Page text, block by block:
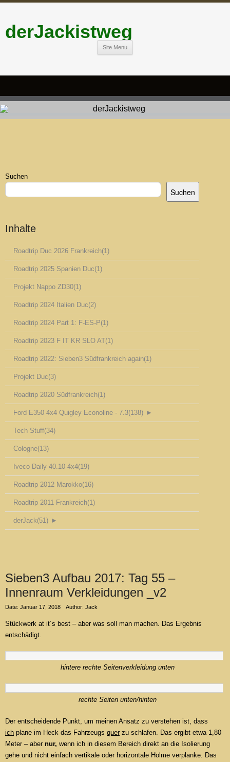
derJackistweg
Site Menu
Suchen
Suchen
Inhalte
Roadtrip Duc 2026 Frankreich(1)
Roadtrip 2025 Spanien Duc(1)
Projekt Nappo ZD30(1)
Roadtrip 2024 Italien Duc(2)
Roadtrip 2024 Part 1: F-ES-P(1)
Roadtrip 2023 F IT KR SLO AT(1)
Roadtrip 2022: Sieben3 Südfrankreich again(1)
Projekt Duc(3)
Roadtrip 2020 Südfrankreich(1)
Ford E350 4x4 Quigley Econoline - 7.3(138) ►
Tech Stuff(34)
Cologne(13)
Iveco Daily 40.10 4x4(19)
Roadtrip 2012 Marokko(16)
Roadtrip 2011 Frankreich(1)
derJack(51) ►
Sieben3 Aufbau 2017: Tag 55 –
Innenraum Verkleidungen _v2
Date: Januar 17, 2018 Author: Jack
Stückwerk at it´s best – aber was soll man machen. Das Ergebnis
entschädigt.
hintere rechte Seitenverkleidung unten
rechte Seiten unten/hinten
Der entscheidende Punkt, um meinen Ansatz zu verstehen ist, dass
ich plane im Heck das Fahrzeugs quer zu schlafen. Das ergibt etwa 1,80
Meter – aber nur, wenn ich in diesem Bereich direkt an die Isolierung
gehe und nicht einfach vertikale oder horizontale Holme verplanke. Das